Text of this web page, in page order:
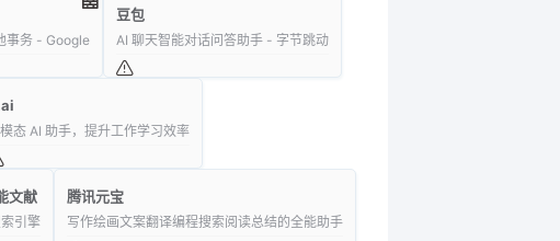
事务 - Google
豆包
AI 聊天智能对话问答助手 - 字节跳动
态 AI 助手，提升工作学习效率
文献
引擎
腾讯元宝
写作绘画文案翻译编程搜索阅读总结的全能助手